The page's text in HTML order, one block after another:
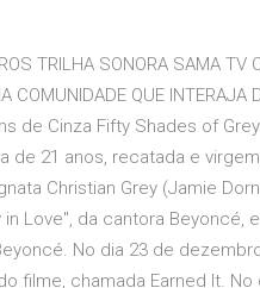
TRILHA SONORA SAMA TV
COMUNIDADE QUE INTERAJA
de Cinza Fifty Shades of
21 anos, recatada e
Christian Grey (Jamie
Love", da cantora Beyoncé,
No dia 23 de
filme, chamada Earned It. No